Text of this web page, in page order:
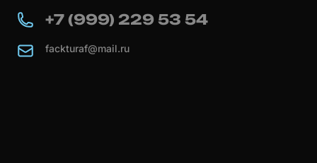
+7 (999) 229 53 54
fackturaf@mail.ru